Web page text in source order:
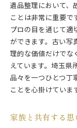
遺品整理において、
ことは非常に重要で
プロの目を通じて適
ができます。古い写
理的な価値だけでな
えています。埼玉県
品々を一つひとつ丁
ことを心掛けていま
家族と共有する